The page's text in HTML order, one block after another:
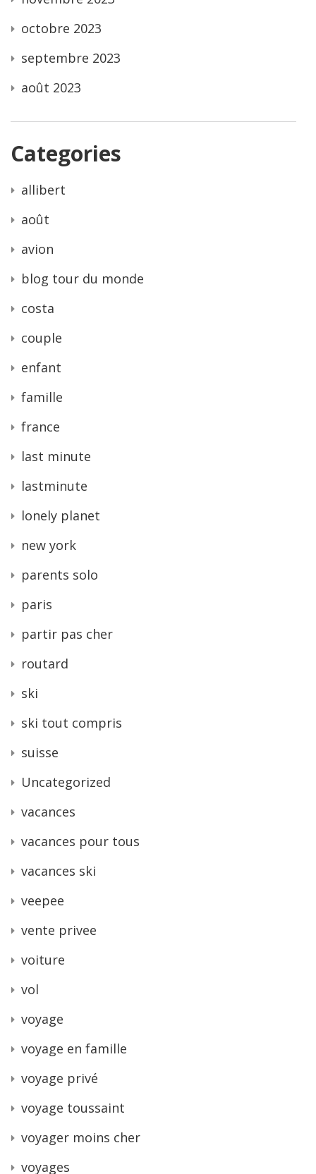
octobre 2023
septembre 2023
août 2023
Categories
allibert
août
avion
blog tour du monde
costa
couple
enfant
famille
france
last minute
lastminute
lonely planet
new york
parents solo
paris
partir pas cher
routard
ski
ski tout compris
suisse
Uncategorized
vacances
vacances pour tous
vacances ski
veepee
vente privee
voiture
vol
voyage
voyage en famille
voyage privé
voyage toussaint
voyager moins cher
voyages